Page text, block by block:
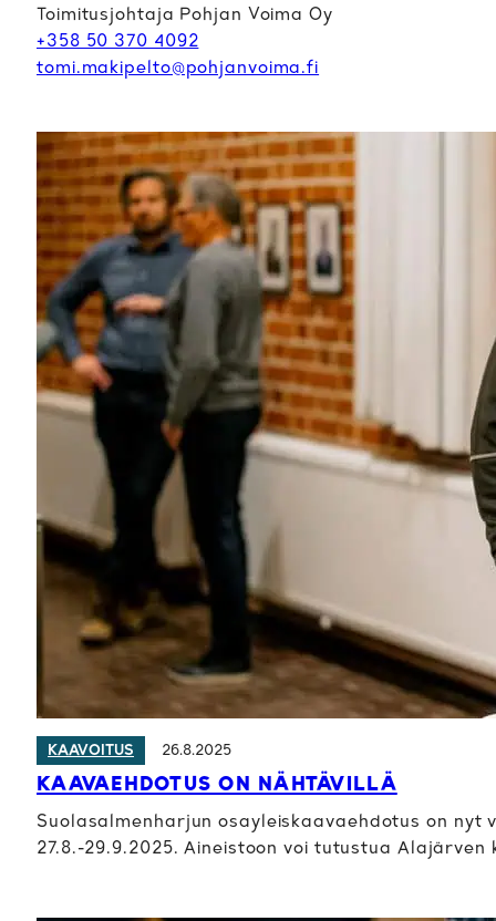
Toimitusjohtaja Pohjan Voima Oy
+358 50 370 4092
tomi.makipelto@pohjanvoima.fi
KAAVOITUS 26.8.2025
KAAVAEHDOTUS ON NÄHTÄVILLÄ
Suolasalmenharjun osayleiskaavaehdotus on
27.8.-29.9.2025. Aineistoon voi tutustua Alajärven